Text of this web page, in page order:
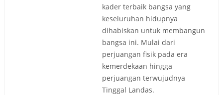
kader terbaik bangsa yang
keseluruhan hidupnya
dihabiskan untuk membangun
bangsa ini. Mulai dari
perjuangan fisik pada era
kemerdekaan hingga
perjuangan terwujudnya
Tinggal Landas.